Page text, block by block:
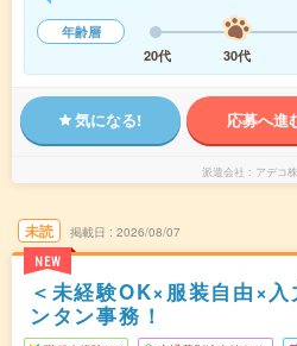
年齢層
20代
30代
気になる! 応募へ進
派遣会社 アデコ
未読
NEW
掲載日 2026/08/07
＜未経験OK×服装自由×
ンタン事務！